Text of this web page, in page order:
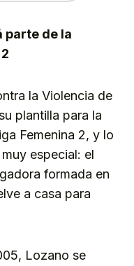
parte de la
la Violencia de
plantilla para la
Femenina 2, y lo
especial: el
formada en
a casa para
Lozano se